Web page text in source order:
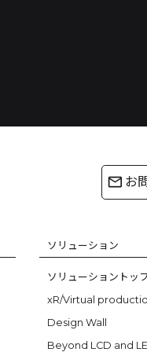
mail_outline お
ソリューション
ソリューショントッ
xR/Virtual
Design Wall
Beyond LCD and